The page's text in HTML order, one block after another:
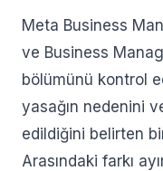
Meta Business
ve Business
bölümünü kontrol
yasağın nedenini
edildiğini belirten
Arasındaki farkı